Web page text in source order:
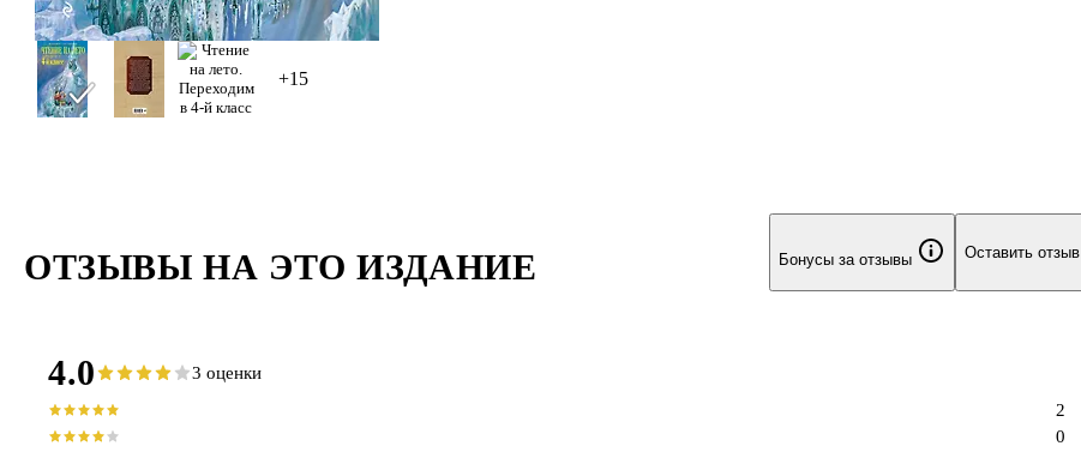
+15
ОТЗЫВЫ НА ЭТО ИЗДАНИЕ Бонусы за отзывы Оставить отзыв
4.0 3 оценки
0
2